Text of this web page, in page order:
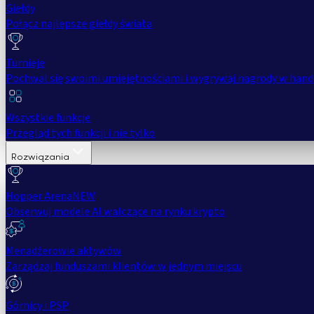
Giełdy
Połącz najlepsze giełdy świata
Turnieje
Pochwal się swoimi umiejętnościami i wygrywaj nagrody w
Wszystkie funkcje
Przegląd tych funkcji i nie tylko
Rozwiązania
Hopper ArenaNEW
Obserwuj modele AI walczące na rynku krypto
Menadżerowie aktywów
Zarządzaj funduszami klientów w jednym miejscu
Górnicy i PSP